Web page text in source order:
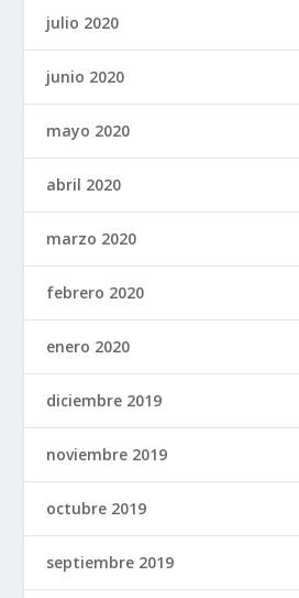
julio 2020
junio 2020
mayo 2020
abril 2020
marzo 2020
febrero 2020
enero 2020
diciembre 2019
noviembre 2019
octubre 2019
septiembre 2019